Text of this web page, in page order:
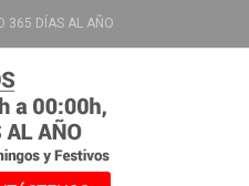
365 DÍAS AL AÑO